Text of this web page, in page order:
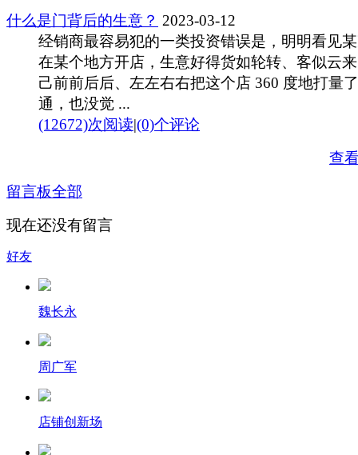
什么是门背后的生意？ 2023-03-12
经销商最容易犯的一类投资错误是，明明看见
在某个地方开店，生意好得货如轮转、客似云
己前前后后、左左右右把这个店 360 度地打量
通，也没觉 ...
(12672)次阅读|(0)个评论
查
留言板全部
现在还没有留言
好友
魏长永
周广军
店铺创新场